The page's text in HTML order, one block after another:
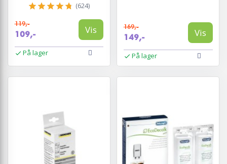
(624)
119,-
109,- Vis
På lager
169,-
149,- Vis
På lager